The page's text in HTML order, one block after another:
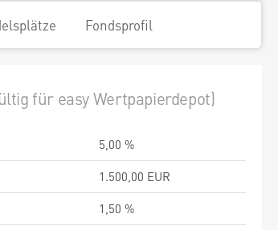
Fondsprofil
für easy Wertpapierdepot)
5,00 %
1.500,00 EUR
1,50 %